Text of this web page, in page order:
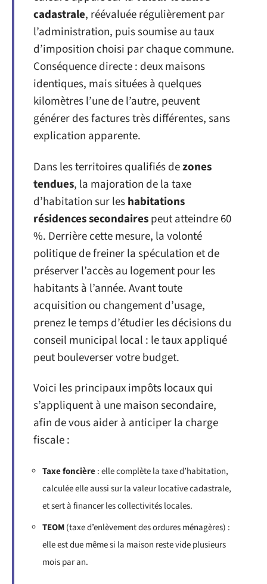
cadastrale, réévaluée régulièrement par
l’administration, puis soumise au taux
d’imposition choisi par chaque commune.
Conséquence directe : deux maisons
identiques, mais situées à quelques
kilomètres l’une de l’autre, peuvent
générer des factures très différentes, sans
explication apparente.
Dans les territoires qualifiés dezones
tendues, la majoration de la taxe
d’habitation sur leshabitations
résidences secondairespeut atteindre 60
%. Derrière cette mesure, la volonté
politique de freiner la spéculation et de
préserver l’accès au logement pour les
habitants à l’année. Avant toute
acquisition ou changement d’usage,
prenez le temps d’étudier les décisions du
conseil municipal local : le taux appliqué
peut bouleverser votre budget.
Voici les principaux impôts locaux qui
s’appliquent à une maison secondaire,
afin de vous aider à anticiper la charge
fiscale :
Taxe foncière: elle complète la taxe d’habitation,
calculée elle aussi sur la valeur locative cadastrale,
et sert à financer les collectivités locales.
TEOM(taxe d’enlèvement des ordures ménagères) :
elle est due même si la maison reste vide plusieurs
mois par an.